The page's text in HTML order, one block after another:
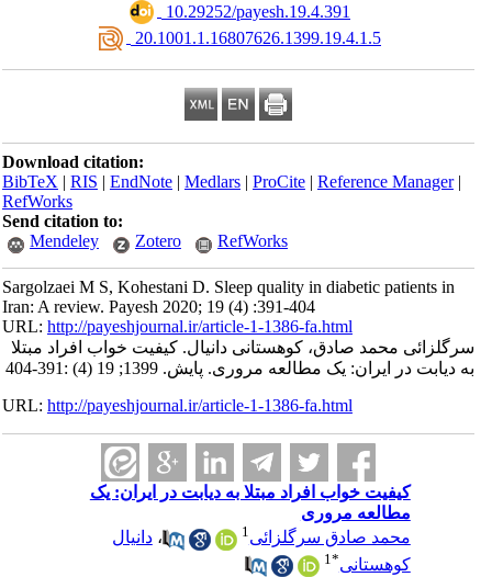
‎ 10.29252/payesh.19.4.391
‎ 20.1001.1.16807626.1399.19.4.1.5
Download citation:
BibTeX|RIS|EndNote|Medlars|ProCite|Reference Manager
RefWorks
Send citation to:
Mendeley
Zotero RefWorks
Sargolzaei M S, Kohestani D. Sleep quality in diabetic patients in
Iran: A review. Payesh 2020; 19 (4) :391-404
URL:http://payeshjournal.ir/article-1-1386-fa.html
سرگلزائی محمد صادق، کوهستانی دانیال. کیفیت خواب افراد مبتلا
به دیابت در ایران: یک مطالعه مروری. پایش. 1399; 19 (4) :391-404
URL:http://payeshjournal.ir/article-1-1386-fa.html
کیفیت خواب افراد مبتلا به دیابت در ایران: یک
مطالعه مروری
محمد صادق سرگلزائی
،دانیال
کوهستانی
1